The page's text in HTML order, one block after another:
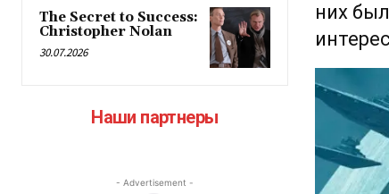
The Secret to Success:
Christopher Nolan
30.07.2026
Наши партнеры
- Advertisement -
них